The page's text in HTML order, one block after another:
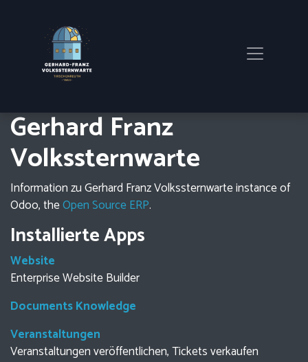
Gerhard Franz
Volkssternwarte
Information zu Gerhard Franz Volkssternwarte instance of
Odoo, theOpen Source ERP.
Installierte Apps
Website
Enterprise Website Builder
Documents Knowledge
Veranstaltungen
Veranstaltungen veröffentlichen, Tickets verkaufen